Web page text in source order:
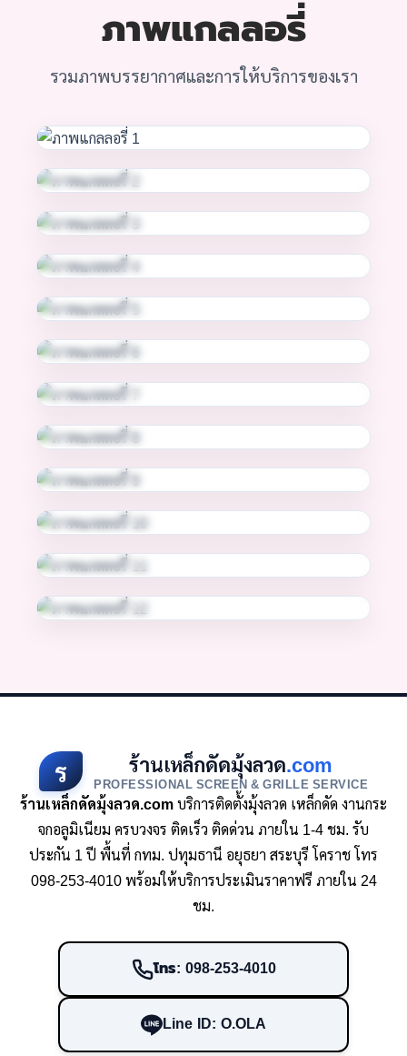
ภาพแกลลอรี่
รวมภาพบรรยากาศและการให้บริการของเรา
ร ร้านเหล็กดัดมุ้งลวด.com
PROFESSIONAL SCREEN & GRILLE SERVICE
ร้านเหล็กดัดมุ้งลวด.comบริการติดตั้งมุ้งลวด เหล็กดัด งานกระ
จกอลูมิเนียม ครบวงจร ติดเร็ว ติดด่วน ภายใน 1-4 ชม. รับ
ประกัน 1 ปี พื้นที่ กทม. ปทุมธานี อยุธยา สระบุรี โคราช โทร
098-253-4010 พร้อมให้บริการประเมินราคาฟรี ภายใน 24
ชม.
โทร: 098-253-4010
Line ID: O.OLA